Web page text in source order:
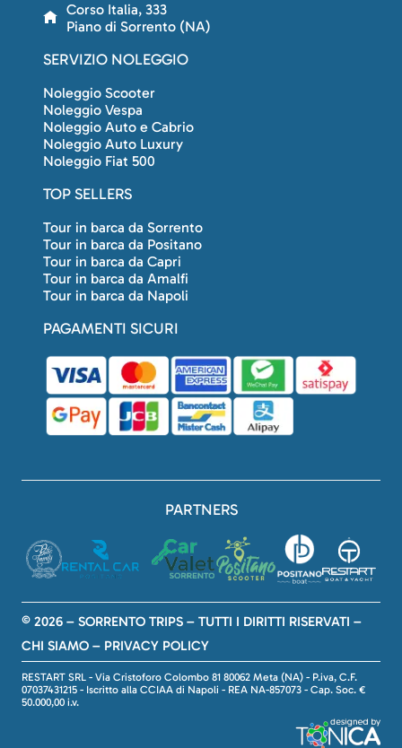
Corso Italia, 333
Piano di Sorrento (NA)
SERVIZIO NOLEGGIO
Noleggio Scooter
Noleggio Vespa
Noleggio Auto e Cabrio
Noleggio Auto Luxury
Noleggio Fiat 500
TOP SELLERS
Tour in barca da Sorrento
Tour in barca da Positano
Tour in barca da Capri
Tour in barca da Amalfi
Tour in barca da Napoli
PAGAMENTI SICURI
PARTNERS
© 2026 – SORRENTO TRIPS – TUTTI I DIRITTI RISERVATI –
CHI SIAMO – PRIVACY POLICY
RESTART SRL - Via Cristoforo Colombo 81 80062 Meta (NA) - P.iva, C.F.
07037431215 - Iscritto alla CCIAA di Napoli - REA NA-857073 - Cap. Soc. €
50.000,00 i.v.